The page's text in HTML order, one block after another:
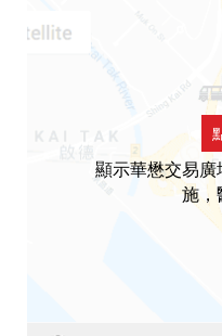
顯示華懋交易廣
施，